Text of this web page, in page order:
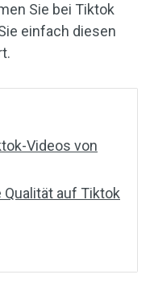
Sie bei Tiktok
einfach diesen
Videos von
auf Tiktok